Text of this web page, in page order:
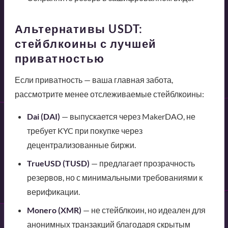
Альтернативы USDT:
стейблкоины с лучшей
приватностью
Если приватность — ваша главная забота,
рассмотрите менее отслеживаемые стейблкоины:
Dai (DAI) — выпускается через MakerDAO, не
требует KYC при покупке через
децентрализованные биржи.
TrueUSD (TUSD) — предлагает прозрачность
резервов, но с минимальными требованиями к
верификации.
Monero (XMR) — не стейблкоин, но идеален для
анонимных транзакций благодаря скрытым